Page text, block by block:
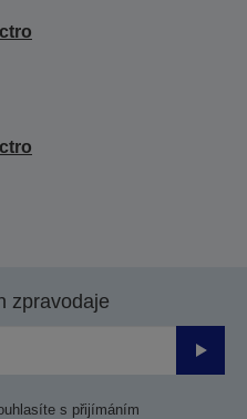
zpravodaje
s přijímáním